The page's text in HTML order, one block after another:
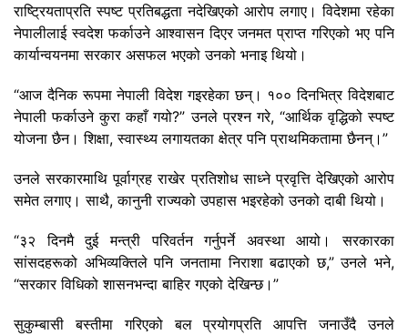
राष्ट्रियताप्रति स्पष्ट प्रतिबद्धता नदेखिएको आरोप लगाए। विदेशमा रहेका
नेपालीलाई स्वदेश फर्काउने आश्वासन दिएर जनमत प्राप्त गरिएको भए पनि
कार्यान्वयनमा सरकार असफल भएको उनको भनाइ थियो।
“आज दैनिक रूपमा नेपाली विदेश गइरहेका छन्। १०० दिनभित्र विदेशबाट
नेपाली फर्काउने कुरा कहाँ गयो?” उनले प्रश्न गरे, “आर्थिक वृद्धिको स्पष्ट
योजना छैन। शिक्षा, स्वास्थ्य लगायतका क्षेत्र पनि प्राथमिकतामा छैनन्।”
उनले सरकारमाथि पूर्वाग्रह राखेर प्रतिशोध साध्ने प्रवृत्ति देखिएको आरोप
समेत लगाए। साथै, कानुनी राज्यको उपहास भइरहेको उनको दाबी थियो।
“३२ दिनमै दुई मन्त्री परिवर्तन गर्नुपर्ने अवस्था आयो। सरकारका
सांसदहरूको अभिव्यक्तिले पनि जनतामा निराशा बढाएको छ,” उनले भने,
“सरकार विधिको शासनभन्दा बाहिर गएको देखिन्छ।”
सुकुम्बासी बस्तीमा गरिएको बल प्रयोगप्रति आपत्ति जनाउँदै उनले